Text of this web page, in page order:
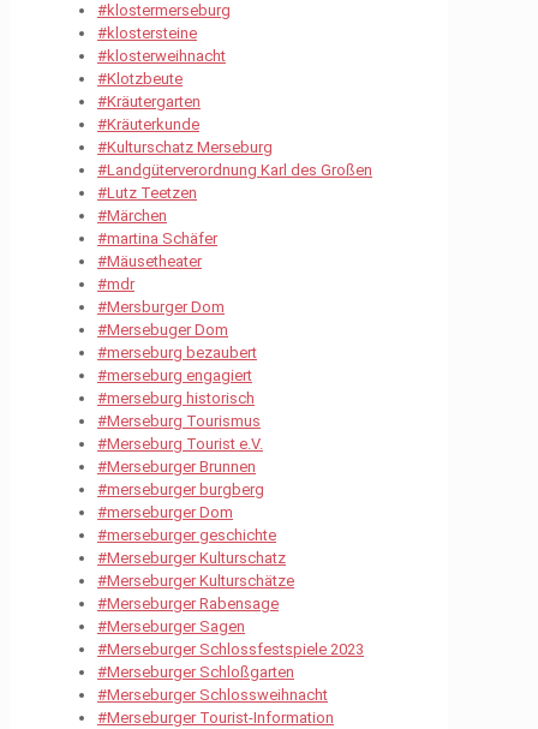
#klostermerseburg
#klostersteine
#klosterweihnacht
#Klotzbeute
#Kräutergarten
#Kräuterkunde
#Kulturschatz Merseburg
#Landgüterverordnung Karl des Großen
#Lutz Teetzen
#Märchen
#martina Schäfer
#Mäusetheater
#mdr
#Mersburger Dom
#Mersebuger Dom
#merseburg bezaubert
#merseburg engagiert
#merseburg historisch
#Merseburg Tourismus
#Merseburg Tourist e.V.
#Merseburger Brunnen
#merseburger burgberg
#merseburger Dom
#merseburger geschichte
#Merseburger Kulturschatz
#Merseburger Kulturschätze
#Merseburger Rabensage
#Merseburger Sagen
#Merseburger Schlossfestspiele 2023
#Merseburger Schloßgarten
#Merseburger Schlossweihnacht
#Merseburger Tourist-Information